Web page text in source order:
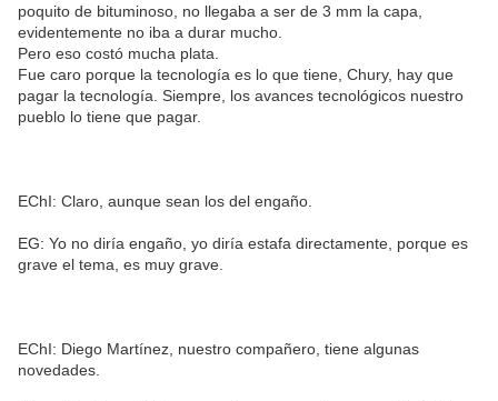
poquito de bituminoso, no llegaba a ser de 3 mm la capa,
evidentemente no iba a durar mucho.
Pero eso costó mucha plata.
Fue caro porque la tecnología es lo que tiene, Chury, hay que
pagar la tecnología. Siempre, los avances tecnológicos nuestro
pueblo lo tiene que pagar.
EChI: Claro, aunque sean los del engaño.
EG: Yo no diría engaño, yo diría estafa directamente, porque es
grave el tema, es muy grave.
EChI: Diego Martínez, nuestro compañero, tiene algunas
novedades.